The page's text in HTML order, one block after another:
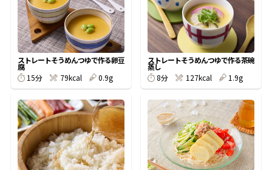
旨さ、別格。だし屋の鍋 韓福善シリーズ
時短レシピ
おいしいレシピを商品から探す
かつお節レシピ
めんつゆレシピ
ヤマキ かつお節プラス®
かつお節・だしを楽しむ
だしコミュ
- ヤマキ かつお節プラス®
採用情報
- ジョブリターン制
コミュニティサイト
Global
ストレートそうめんつゆで作る卵豆
腐
15分
79kcal 0.9g
ストレートそうめんつゆで作る茶碗
蒸し
8分
127kcal 1.9g